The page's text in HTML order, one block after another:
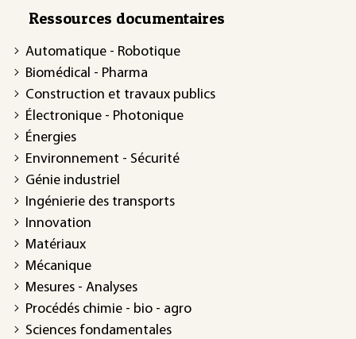
Ressources documentaires
Automatique - Robotique
Biomédical - Pharma
Construction et travaux publics
Électronique - Photonique
Énergies
Environnement - Sécurité
Génie industriel
Ingénierie des transports
Innovation
Matériaux
Mécanique
Mesures - Analyses
Procédés chimie - bio - agro
Sciences fondamentales